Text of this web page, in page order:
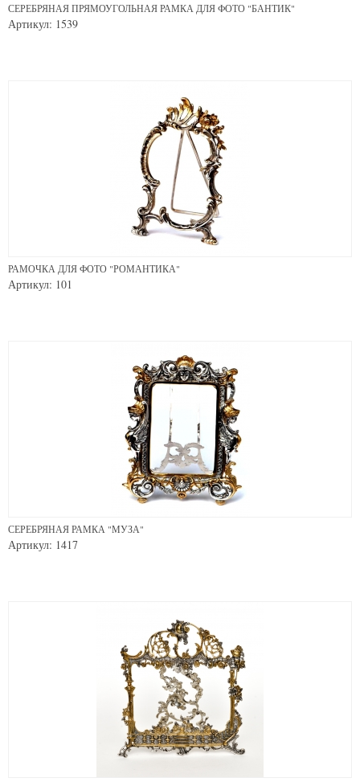
СЕРЕБРЯНАЯ ПРЯМОУГОЛЬНАЯ РАМКА ДЛЯ ФОТО "БАНТИК"
Артикул: 1539
РАМОЧКА ДЛЯ ФОТО "РОМАНТИКА"
Артикул: 101
СЕРЕБРЯНАЯ РАМКА "МУЗА"
Артикул: 1417